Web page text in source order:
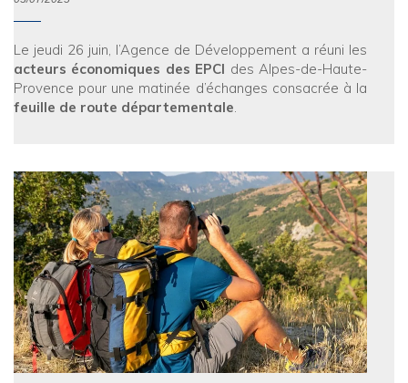
Le jeudi 26 juin, l’Agence de Développement a réuni les
acteurs économiques des EPCI des Alpes-de-Haute-
Provence pour une matinée d’échanges consacrée à la
feuille de route départementale